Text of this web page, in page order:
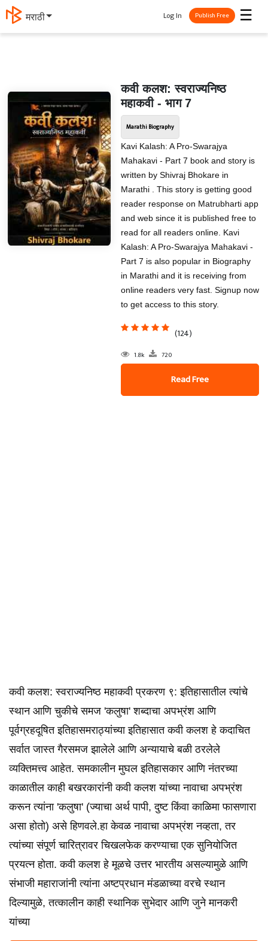
मराठी ☰
Log In Publish Free
कवी कलश: स्वराज्यनिष्ठ
महाकवी - भाग 7
Marathi Biography
Kavi Kalash: A Pro-Swarajya
Mahakavi - Part 7 book and story is
written by Shivraj Bhokare in
Marathi . This story is getting good
reader response on Matrubharti app
and web since it is published free to
read for all readers online. Kavi
Kalash: A Pro-Swarajya Mahakavi -
Part 7 is also popular in Biography
in Marathi and it is receiving from
online readers very fast. Signup now
to get access to this story.
(124)
1.8k 720
Read Free
कवी कलश: स्वराज्यनिष्ठ महाकवी️ प्रकरण ९: इतिहासातील त्यांचे
स्थान आणि चुकीचे समज 'कलुषा' शब्दाचा अपभ्रंश आणि
पूर्वग्रहदूषित इतिहासमराठ्यांच्या इतिहासात कवी कलश हे कदाचित
सर्वात जास्त गैरसमज झालेले आणि अन्यायाचे बळी ठरलेले
व्यक्तिमत्त्व आहेत. समकालीन मुघल इतिहासकार आणि नंतरच्या
काळातील काही बखरकारांनी कवी कलश यांच्या नावाचा अपभ्रंश
करून त्यांना 'कलुषा' (ज्याचा अर्थ पापी, दुष्ट किंवा काळिमा फासणारा
असा होतो) असे हिणवले.हा केवळ नावाचा अपभ्रंश नव्हता, तर
त्यांच्या संपूर्ण चारित्रावर चिखलफेक करण्याचा एक सुनियोजित
प्रयत्न होता. कवी कलश हे मूळचे उत्तर भारतीय असल्यामुळे आणि
संभाजी महाराजांनी त्यांना अष्टप्रधान मंडळाच्या वरचे स्थान
दिल्यामुळे, तत्कालीन काही स्थानिक सुभेदार आणि जुने मानकरी
यांच्या